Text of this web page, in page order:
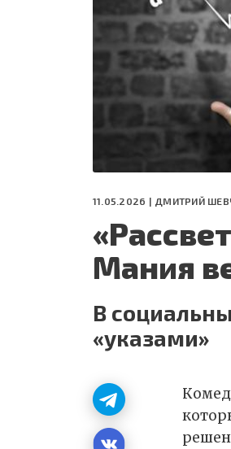
СЕГОДНЯ
ПОЛЯ БИТВЫ 2024
11.05.2026 | ДМИТРИЙ
Мания
В
«указами»